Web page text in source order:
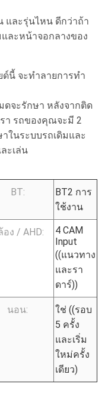
และรุ่นไหน ดีกว่าถ้า
ละหน้าจอกลางของ
ด์นี้ จะทําลายการทํา
ดจะรักษา หลังจากติด
รา รถของคุณจะมี 2
ในระบบรถเดิมและ
ะเล่น
BT:
BT2 การ
ใช้งาน
อง / AHD:
4 CAM
Input
((แนวทาง
และรา
ดาร์))
นอน:
ใช่ ((รอบ
5 ครั้ง
และเริ่ม
ใหม่ครั้ง
เดียว)